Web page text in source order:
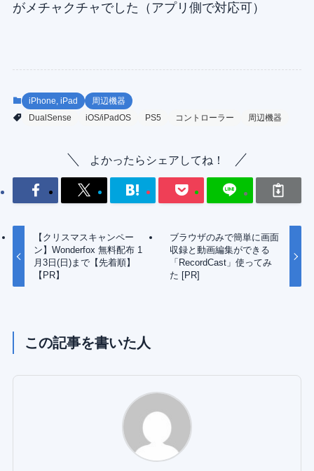
がメチャクチャでした（アプリ側で対応可）
iPhone, iPad
周辺機器
DualSense
iOS/iPadOS PS5 コントローラー 周辺機器
よかったらシェアしてね！
【クリスマスキャンペー
ン】Wonderfox 無料配布 1
月3日(日)まで【先着順】
【PR】
ブラウザのみで簡単に画面
収録と動画編集ができる
「RecordCast」使ってみ
た [PR]
この記事を書いた人